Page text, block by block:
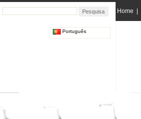
Home
Português